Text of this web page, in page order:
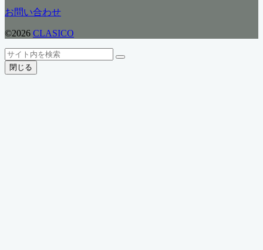
リ
ー
お問い合わせ
©2026 CLASICO
ト
ッ
プ
検
索
検
閉じる